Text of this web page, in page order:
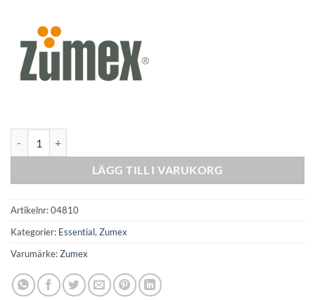
LÄGG TILL I VARUKORG
Artikelnr:04810
Kategorier: Essential, Zumex
Varumärke:Zumex